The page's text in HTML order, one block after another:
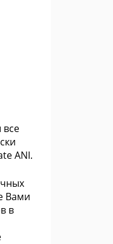
все
ANI.
Вами
в